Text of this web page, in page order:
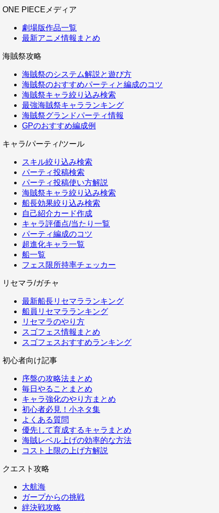
ONE PIECEメディア
劇場版作品一覧
最新アニメ情報まとめ
海賊祭攻略
海賊祭のシステム解説と遊び方
海賊祭のおすすめパーティと編成のコツ
海賊祭キャラ絞り込み検索
最強海賊祭キャラランキング
海賊祭グランドパーティ情報
GPのおすすめ編成例
キャラ/パーティ/ツール
スキル絞り込み検索
パーティ投稿検索
パーティ投稿使い方解説
海賊祭キャラ絞り込み検索
船長効果絞り込み検索
自己紹介カード作成
キャラ評価点/当たり一覧
パーティ編成のコツ
超進化キャラ一覧
船一覧
フェス限所持率チェッカー
リセマラ/ガチャ
最新船長リセマラランキング
船員リセマラランキング
リセマラのやり方
スゴフェス情報まとめ
スゴフェスおすすめランキング
初心者向け記事
序盤の攻略法まとめ
毎日やることまとめ
キャラ強化のやり方まとめ
初心者必見！小ネタ集
よくある質問
優先して育成するキャラまとめ
海賊レベル上げの効率的な方法
コスト上限の上げ方解説
クエスト攻略
大航海
ガープからの挑戦
絆決戦攻略